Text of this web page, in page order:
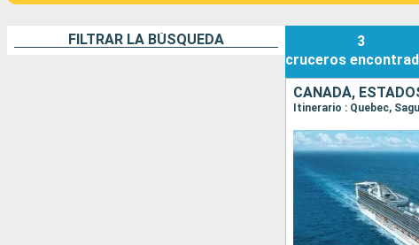
FILTRAR LA BÚSQUEDA
3
cruceros
CANADÁ,
Itinerario : Quebec,